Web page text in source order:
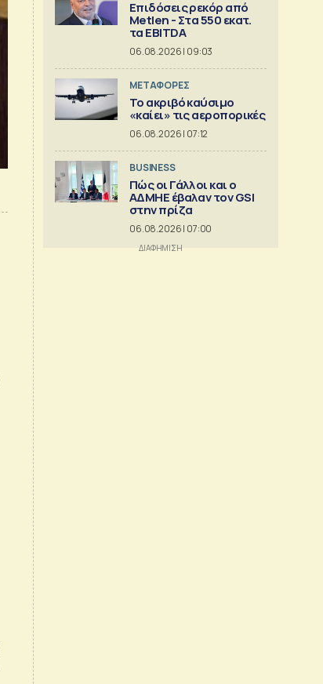
Επιδόσεις ρεκόρ από
Metlen - Στα 550 εκατ.
τα EBITDA
06.08.2026 | 09:03
ΜΕΤΑΦΟΡΕΣ
Το ακριβό καύσιμο
«καίει» τις αεροπορικές
06.08.2026 | 07:12
BUSINESS
Πώς οι Γάλλοι και ο
ΑΔΜΗΕ έβαλαν τον GSI
στην πρίζα
06.08.2026 | 07:00